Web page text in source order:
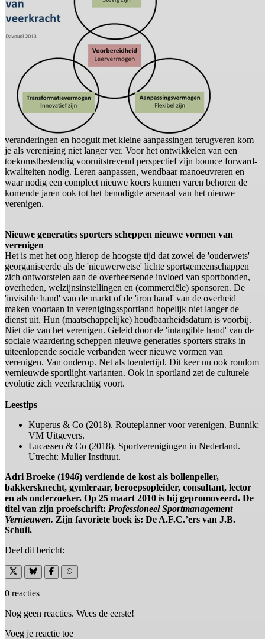
veranderingen en hooguit met kleine aanpassingen terugveren kom
je als vereniging niet langer ver. Voor het ontwikkelen van een
toekomstbestendig vooruitstrevend perspectief zijn bounce forward-
kwaliteiten nodig. Leren aanpassen, wendbaar manoeuvreren en
waar nodig een compleet nieuwe koers kunnen varen behoren de
komende jaren ook tot het benodigde arsenaal van het nieuwe
verenigen.
Nieuwe generaties sporters scheppen nieuwe vormen van
verenigen
Het is met het oog hierop de hoogste tijd dat zowel de 'ouderwets'
georganiseerde als de 'nieuwerwetse' lichte sportgemeenschappen
zich ontworstelen aan de overheersende invloed van sportbonden,
overheden, welzijnsinstellingen en (commerciële) sponsoren. De
'invisible hand' van de markt of de 'iron hand' van de overheid
maken voortaan in verenigingssportland hopelijk niet langer de
dienst uit. Hun (maatschappelijke) houdbaarheidsdatum is voorbij.
Niet die van het verenigen. Geleid door de 'intangible hand' van de
sociale waardering scheppen nieuwe generaties sporters straks in
uiteenlopende sociale verbanden weer nieuwe vormen van
verenigen. Van onderop. Net als toentertijd. Dit keer nu ook rondom
vernieuwde sportlight-varianten. Ook in sportland zet de culturele
evolutie zich veerkrachtig voort.
Leestips
Kuperus & Co (2018). Routeplanner voor verenigen. Bunnik:
VM Uitgevers.
Lucassen & Co (2018). Sportverenigingen in Nederland.
Utrecht: Mulier Instituut.
Adri Broeke (1946) verdiende de kost als bollenpeller,
bakkersknecht, gymleraar, beroepsopleider, consultant, lector
en als onderzoeker. Op 25 maart 2010 is hij gepromoveerd. De
titel van zijn proefschrift: Professioneel Sportmanagement
Vernieuwen. Zijn favoriete boek is: De A.F.C.’ers van J.B.
Schuil.
Deel dit bericht:
0 reacties
Nog geen reacties. Wees de eerste!
Voeg je reactie toe